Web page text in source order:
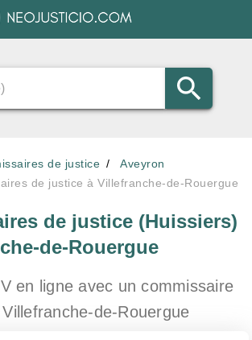
de justice
Aveyron
de justice à Villefranche-de-Rouergue
de justice (Huissiers)
de-Rouergue
en ligne avec un commissaire
Villefranche-de-Rouergue